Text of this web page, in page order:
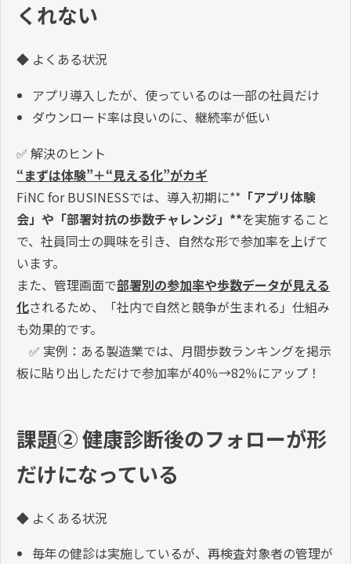
くれない
◆ よくある状況
アプリ導入したが、使っているのは一部の社員だけ
ダウンロード率は良いのに、継続率が低い
✅ 解決のヒント
“まずは体験”＋“見える化”がカギ
FiNC for BUSINESSでは、導入初期に** 「アプリ体験
会」や「部署対抗の歩数チャレンジ」**を実施すること
で、社員同士の興味を引き、自然な形で参加率を上げて
います。
また、管理画面で部署別の参加率や歩数データが見える
化されるため、「社内で自然と競争が生まれる」仕組み
も効果的です。
✅ 実例：ある製造業では、月間歩数ランキングを掲示
板に貼り出しただけで参加率が40％→82％にアップ！
課題② 健康診断後のフォローが形
だけになっている
◆ よくある状況
毎年の健診は実施しているが、再検査対象者の管理が